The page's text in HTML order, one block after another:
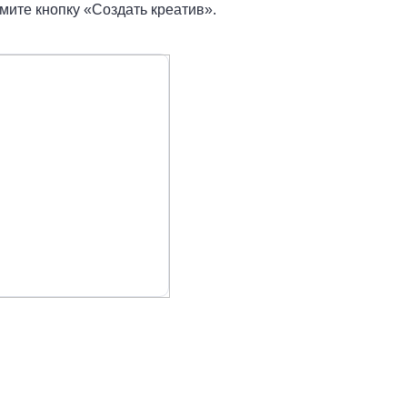
кнопку «Создать креатив».